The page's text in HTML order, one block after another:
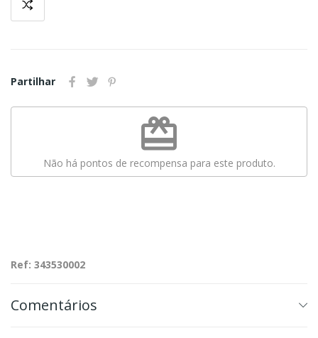
Partilhar
redeem
Não há pontos de recompensa para este produto.
Ref: 343530002
Comentários